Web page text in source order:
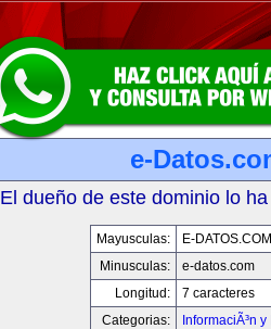
e-
El dueño de este dominio lo
Mayusculas:
E-DATOS.COM
Minusculas:
e-datos.com
Longitud:
7 caracteres
Categorias:
InformaciÃ³n